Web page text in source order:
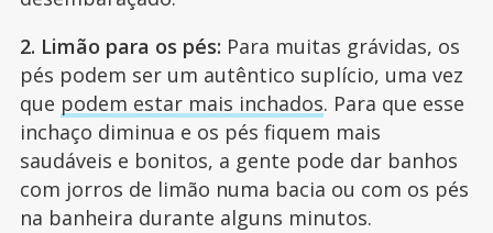
2. Limão para os pés: Para muitas grávidas, os
pés podem ser um autêntico suplício, uma vez
que podem estar mais inchados. Para que esse
inchaço diminua e os pés fiquem mais
saudáveis e bonitos, a gente pode dar banhos
com jorros de limão numa bacia ou com os pés
na banheira durante alguns minutos.